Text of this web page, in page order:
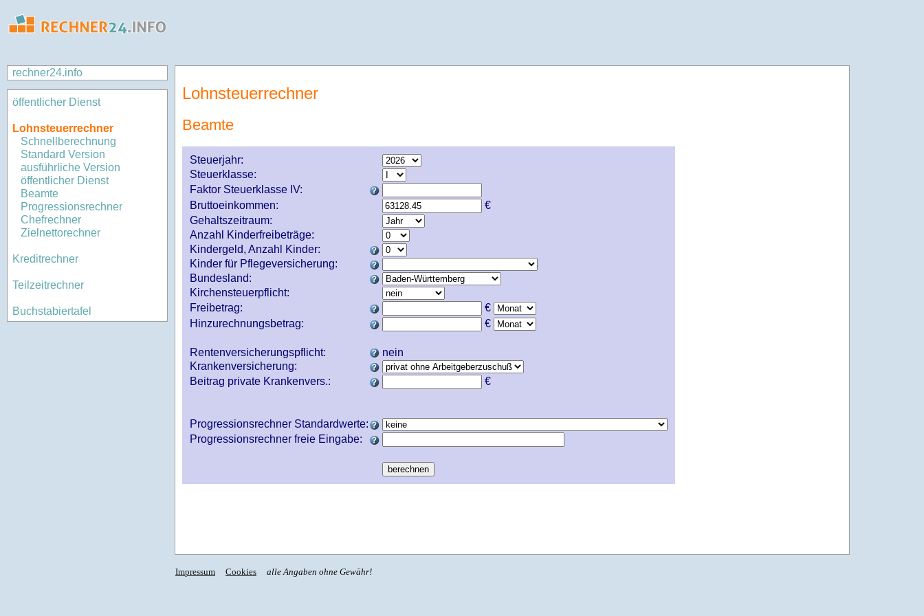
rechner24.info
öffentlicher Dienst
Lohnsteuerrechner
Schnellberechnung
Standard Version
ausführliche Version
öffentlicher Dienst
Beamte
Progressionsrechner
Chefrechner
Zielnettorechner
Kreditrechner
Teilzeitrechner
Buchstabiertafel
Lohnsteuerrechner
Beamte
Steuerjahr:
Steuerklasse:
Faktor Steuerklasse IV:
Bruttoeinkommen:
€
Gehaltszeitraum:
Anzahl Kinderfreibeträge:
Kindergeld, Anzahl Kinder:
Kinder für Pflegeversicherung:
Bundesland:
Kirchensteuerpflicht:
Freibetrag:
€
Hinzurechnungsbetrag:
€
Rentenversicherungspflicht:
nein
Krankenversicherung:
Beitrag private Krankenvers.:
€
Progressionsrechner Standardwerte:
Progressionsrechner freie Eingabe:
Impressum Cookies alle Angaben ohne Gewähr!